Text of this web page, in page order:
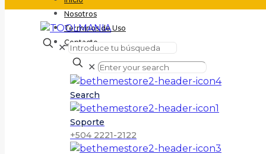
Nosotros
Terminos de Uso
Contacto
✕
✕
Search
Soporte
+504 2221-2122